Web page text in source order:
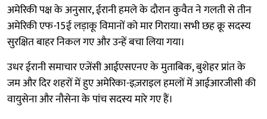
अमेरिकी पक्ष के अनुसार, ईरानी हमले के दौरान कुवैत ने गलती से तीन
अमेरिकी एफ-15ई लड़ाकू विमानों को मार गिराया। सभी छह क्रू सदस्य
सुरक्षित बाहर निकल गए और उन्हें बचा लिया गया।
उधर ईरानी समाचार एजेंसी आईएसएनए के मुताबिक, बुशेहर प्रांत के
जम और दिर शहरों में हुए अमेरिका-इज़राइल हमलों में आईआरजीसी की
वायुसेना और नौसेना के पांच सदस्य मारे गए हैं।